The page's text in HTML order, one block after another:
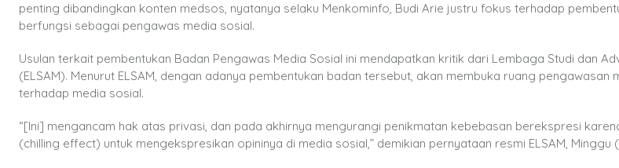
penting dibandingkan konten medsos, nyatanya selaku Menkominfo, Budi Arie justru fokus terhadap
berfungsi sebagai pengawas media sosial.
Usulan terkait pembentukan Badan Pengawas Media Sosial ini mendapatkan kritik dari Lembaga Studi dan
(ELSAM). Menurut ELSAM, dengan adanya pembentukan badan tersebut, akan membuka ruang pengawasan
terhadap media sosial.
“[Ini] mengancam hak atas privasi, dan pada akhirnya mengurangi penikmatan kebebasan berekspresi
(chilling effect) untuk mengekspresikan opininya di media sosial,” demikian pernyataan resmi ELSAM, Minggu